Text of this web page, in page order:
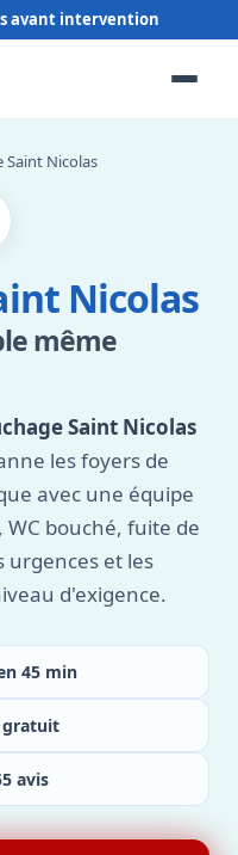
Saint Nicolas
Nicolas
même
Saint Nicolas
les foyers de
avec une équipe
bouché, fuite de
urgences et les
d'exigence.
45 min
gratuit
avis